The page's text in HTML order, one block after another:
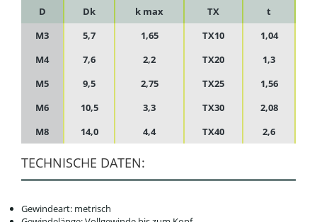
D Dk k max TX
t
M3
5,7 1,65 TX10
1,04
M4
7,6 2,2 TX20
1,3
M5
9,5 2,75 TX25
1,56
M6
10,5 3,3 TX30
2,08
M8
14,0 4,4 TX40 2,6
TECHNISCHE DATEN:
Gewindeart: metrisch